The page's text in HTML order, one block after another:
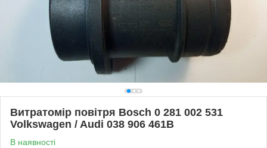
Витратомір повітря Bosch 0 281 002 531
Volkswagen / Audi 038 906 461B
В наявності